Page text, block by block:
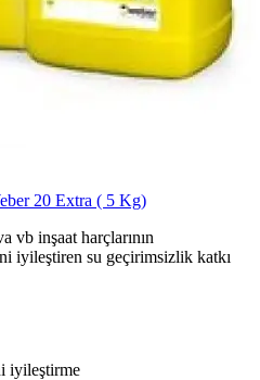
20 Extra ( 5 Kg)
vb inşaat harçlarının
iyileştiren su geçirimsizlik katkı
iyileştirme